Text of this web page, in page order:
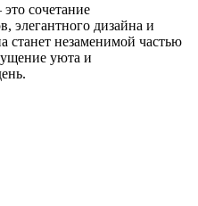
сочетание
элегантного дизайна и
станет незаменимой частью
уюта и